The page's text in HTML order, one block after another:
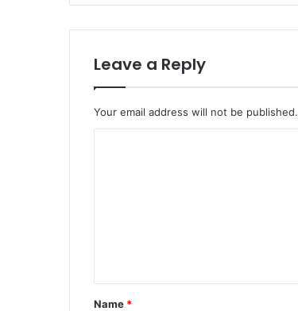
Leave a Reply
Your email address will not be published.
Name *